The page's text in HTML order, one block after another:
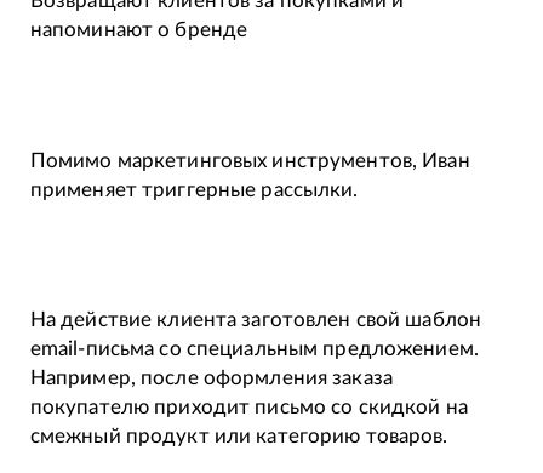
напоминают о бренде
Помимо маркетинговых инструментов, Иван
применяет триггерные рассылки.
На действие клиента заготовлен свой шаблон
email-письма со специальным предложением.
Например, после оформления заказа
покупателю приходит письмо со скидкой на
смежный продукт или категорию товаров.